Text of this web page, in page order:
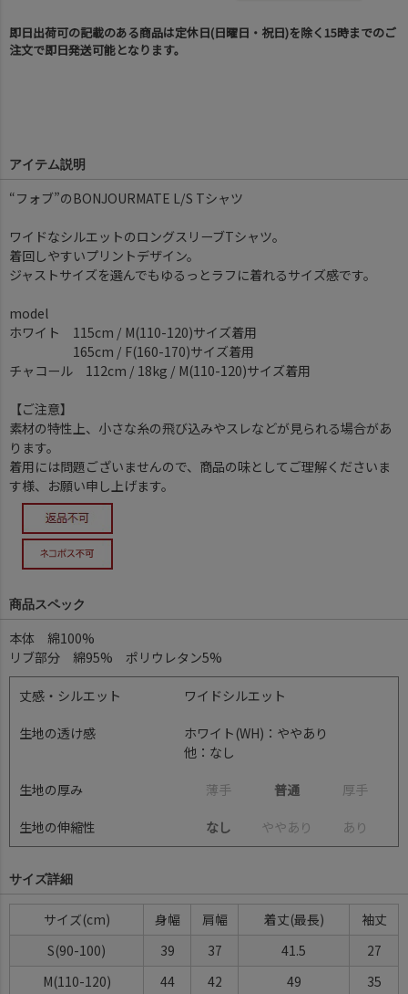
即日出荷可の記載のある商品は定休日(日曜日・祝日)を除く15時までのご
注文で即日発送可能となります。
アイテム説明
“フォブ”のBONJOURMATE L/S Tシャツ
ワイドなシルエットのロングスリーブTシャツ。
着回しやすいプリントデザイン。
ジャストサイズを選んでもゆるっとラフに着れるサイズ感です。
model
ホワイト 115cm / M(110-120)サイズ着用
165cm / F(160-170)サイズ着用
チャコール 112cm / 18kg / M(110-120)サイズ着用
【ご注意】
素材の特性上、小さな糸の飛び込みやスレなどが見られる場合があ
ります。
着用には問題ございませんので、商品の味としてご理解くださいま
す様、お願い申し上げます。
商品スペック
本体 綿100%
リブ部分 綿95% ポリウレタン5%
丈感・シルエット ワイドシルエット
生地の透け感
ホワイト(WH)：ややあり
他：なし
生地の厚み 薄手 普通 厚手
生地の伸縮性 なし ややあ り あ り
サイズ詳細
サイズ(cm) 身幅 肩幅 着丈(最長)
袖丈
S(90-100)
39 37 41.5
27
M(110-120)
44 42 49 35